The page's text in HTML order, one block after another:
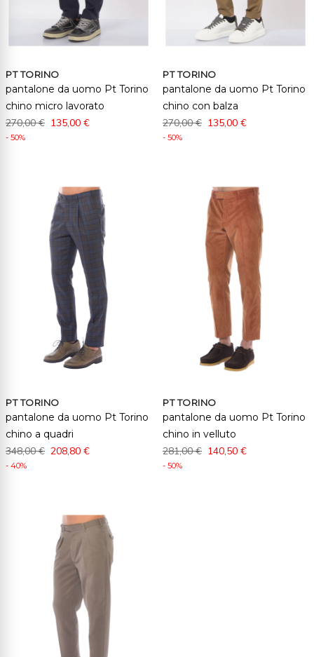
PT TORINO
pantalone da uomo Pt Torino
chino micro lavorato
270,00 € 135,00 €
- 50%
PT TORINO
pantalone da uomo Pt Torino
chino con balza
270,00 € 135,00 €
- 50%
PT TORINO
pantalone da uomo Pt Torino
chino a quadri
348,00 € 208,80 €
- 40%
PT TORINO
pantalone da uomo Pt Torino
chino in velluto
281,00 € 140,50 €
- 50%